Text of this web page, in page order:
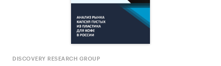
DISCOVERY RESEARCH GROUP